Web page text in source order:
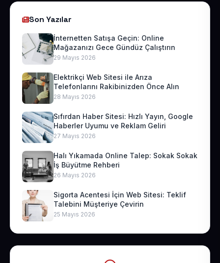
Son Yazılar
İnternetten Satışa Geçin: Online
Mağazanızı Gece Gündüz Çalıştırın
29 Mayıs 2026
Elektrikçi Web Sitesi ile Arıza
Telefonlarını Rakibinizden Önce Alın
28 Mayıs 2026
Sıfırdan Haber Sitesi: Hızlı Yayın, Google
Haberler Uyumu ve Reklam Geliri
27 Mayıs 2026
Halı Yıkamada Online Talep: Sokak Sokak
İş Büyütme Rehberi
26 Mayıs 2026
Sigorta Acentesi İçin Web Sitesi: Teklif
Talebini Müşteriye Çevirin
25 Mayıs 2026